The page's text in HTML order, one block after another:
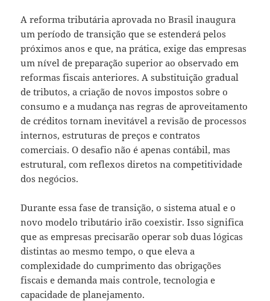
A reforma tributária aprovada no Brasil inaugura
um período de transição que se estenderá pelos
próximos anos e que, na prática, exige das empresas
um nível de preparação superior ao observado em
reformas fiscais anteriores. A substituição gradual
de tributos, a criação de novos impostos sobre o
consumo e a mudança nas regras de aproveitamento
de créditos tornam inevitável a revisão de processos
internos, estruturas de preços e contratos
comerciais. O desafio não é apenas contábil, mas
estrutural, com reflexos diretos na competitividade
dos negócios.
Durante essa fase de transição, o sistema atual e o
novo modelo tributário irão coexistir. Isso significa
que as empresas precisarão operar sob duas lógicas
distintas ao mesmo tempo, o que eleva a
complexidade do cumprimento das obrigações
fiscais e demanda mais controle, tecnologia e
capacidade de planejamento.